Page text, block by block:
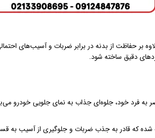
بر حفاظت از بدنه در برابر ضربات و آسیب‌های
دقیق ساخته شود.
با طراحی منحصر به فرد خود، جلوه‌ای جذاب به نمای
شده که قادر به جذب ضربات و جلوگیری از آسیب